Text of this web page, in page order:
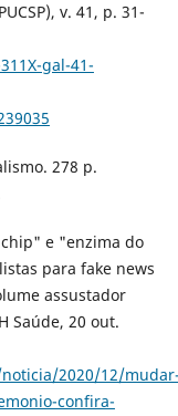
v. 41, p. 31-
gal-41-
278 p.
e "enzima do
para fake news
assustador
Saúde, 20 out.
2020/12/
confira-